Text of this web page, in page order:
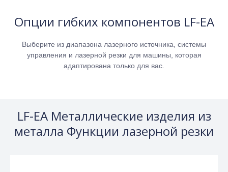
Опции гибких компонентов LF-EA